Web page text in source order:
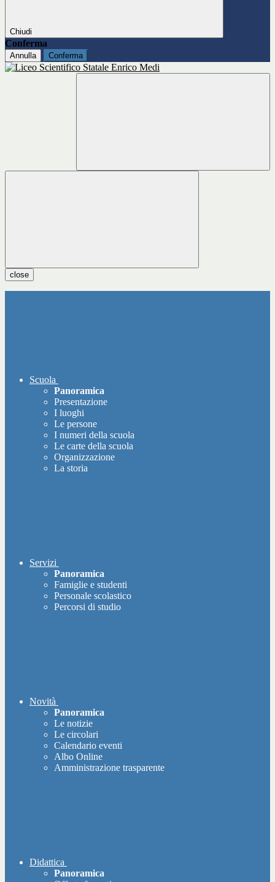
Chiudi
Conferma
Annulla Conferma
close
Scuola
Panoramica
Presentazione
I luoghi
Le persone
I numeri della scuola
Le carte della scuola
Organizzazione
La storia
Servizi
Panoramica
Famiglie e studenti
Personale scolastico
Percorsi di studio
Novità
Panoramica
Le notizie
Le circolari
Calendario eventi
Albo Online
Amministrazione trasparente
Didattica
Panoramica